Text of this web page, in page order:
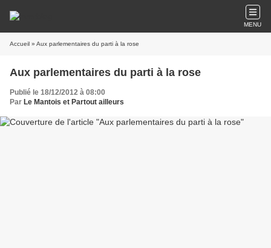
MENU
Accueil » Aux parlementaires du parti à la rose
Aux parlementaires du parti à la rose
Publié le 18/12/2012 à 08:00
Par Le Mantois et Partout ailleurs